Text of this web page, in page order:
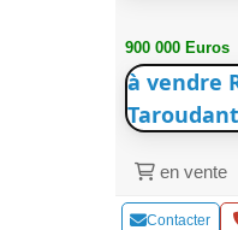
900 000 Euros
à vendre
en vente
Contacter